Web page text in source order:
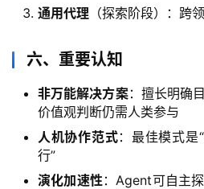
通用代理 （探索阶段）：跨
六、重要认知
非万能解决方案：擅长明确
价值观判断仍需人类参与
人机协作范式：最佳模式
行”
演化加速性：Agent可自主